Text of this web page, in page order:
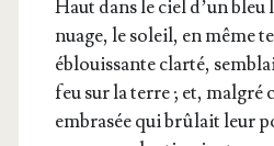
Haut dans le ciel d’un
nuage, le soleil, en même
éblouis­sante clar­té,
feu sur la terre ; et, mal­gré
embra­sée qui brû­lait leur